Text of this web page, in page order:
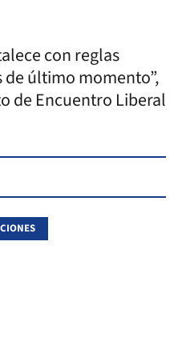
con reglas
último momento”,
de Encuentro Liberal